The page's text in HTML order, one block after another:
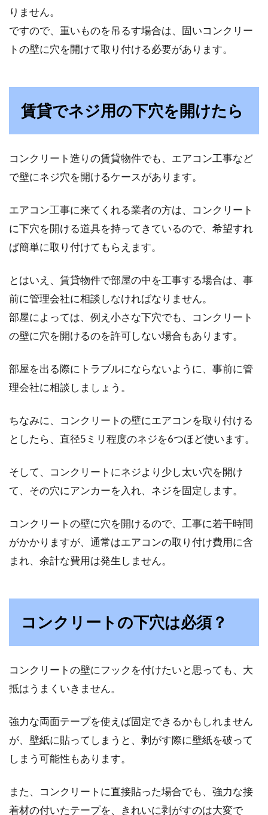
えば、鍵ですよね。スマホやパソコン、金庫に
お宅によって、それぞれのお部屋の匂いがあり
的に変わるレイアウト術！
いいですよね！最近流行りのブルックリンスタ
イルや男...
りません。
ですので、重いものを吊るす場合は、固いコンクリー
トの壁に穴を開けて取り付ける必要があります。
賃貸でネジ用の下穴を開けたら
コンクリート造りの賃貸物件でも、エアコン工事など
で壁にネジ穴を開けるケースがあります。
エアコン工事に来てくれる業者の方は、コンクリート
に下穴を開ける道具を持ってきているので、希望すれ
ば簡単に取り付けてもらえます。
とはいえ、賃貸物件で部屋の中を工事する場合は、事
前に管理会社に相談しなければなりません。
部屋によっては、例え小さな下穴でも、コンクリート
の壁に穴を開けるのを許可しない場合もあります。
部屋を出る際にトラブルにならないように、事前に管
理会社に相談しましょう。
ちなみに、コンクリートの壁にエアコンを取り付ける
としたら、直径5ミリ程度のネジを6つほど使います。
そして、コンクリートにネジより少し太い穴を開け
て、その穴にアンカーを入れ、ネジを固定します。
コンクリートの壁に穴を開けるので、工事に若干時間
がかかりますが、通常はエアコンの取り付け費用に含
まれ、余計な費用は発生しません。
コンクリートの下穴は必須？
コンクリートの壁にフックを付けたいと思っても、大
抵はうまくいきません。
強力な両面テープを使えば固定できるかもしれません
が、壁紙に貼ってしまうと、剥がす際に壁紙を破って
しまう可能性もあります。
また、コンクリートに直接貼った場合でも、強力な接
着材の付いたテープを、きれいに剥がすのは大変で